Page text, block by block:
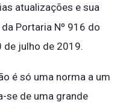
atualizações e sua
Portaria Nº 916 do
de julho de 2019.
é só uma norma a um
se de uma grande